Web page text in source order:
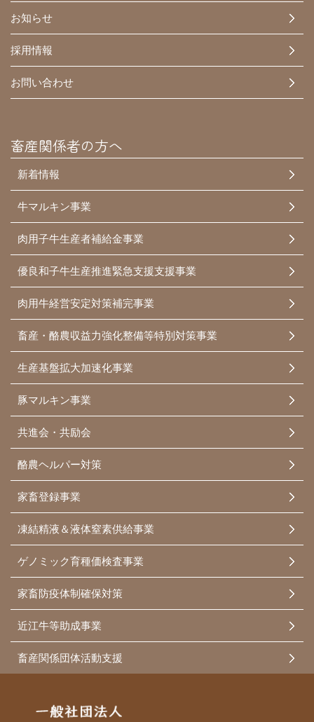
お知らせ
採用情報
お問い合わせ
畜産関係者の方へ
新着情報
牛マルキン事業
肉用子牛生産者補給金事業
優良和子牛生産推進緊急支援支援事業
肉用牛経営安定対策補完事業
畜産・酪農収益力強化整備等特別対策事業
生産基盤拡大加速化事業
豚マルキン事業
共進会・共励会
酪農ヘルパー対策
家畜登録事業
凍結精液＆液体窒素供給事業
ゲノミック育種価検査事業
家畜防疫体制確保対策
近江牛等助成事業
畜産関係団体活動支援